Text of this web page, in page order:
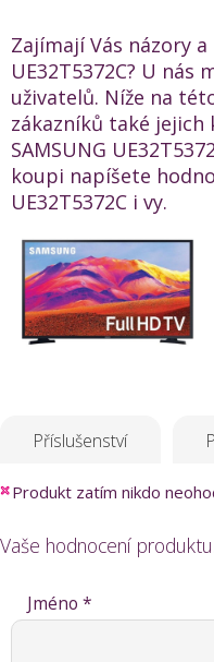
Zajímají Vás názory a
UE32T5372C? U nás
uživatelů. Níže na
zákazníků také jejich
SAMSUNG
koupi napíšete
UE32T5372C i vy.
Příslušenství
Produkt zatím nikdo
Vaše hodnocení produktu.
Jméno *